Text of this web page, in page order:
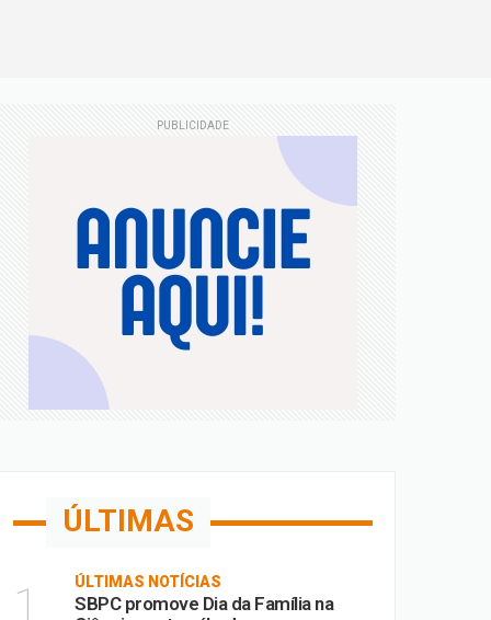
Fora
PUBLICIDADE
ÚLTIMAS
1 ÚLTIMAS NOTÍCIAS
SBPC promove Dia da Família na